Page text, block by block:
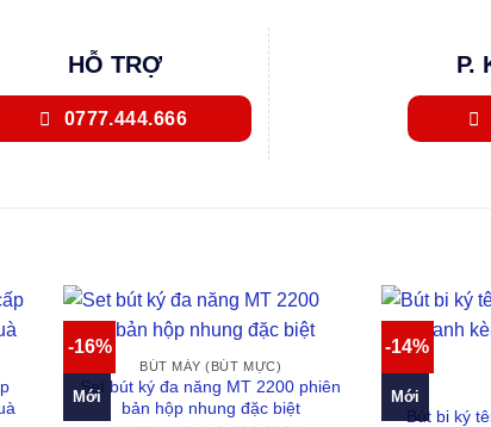
HỖ TRỢ
0777.444.666
P.
-16%
Mới
BÚT MÁY (BÚT MỰC)
Set bút ký đa năng MT 2200 phiên
bản hộp nhung đặc biệt
-14%
Mới
Bút bi ký